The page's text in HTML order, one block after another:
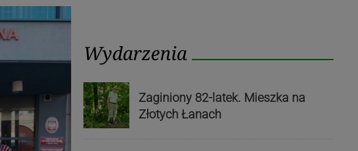
Wydarzenia
Zaginiony 82-latek. Mieszka na
Złotych Łanach